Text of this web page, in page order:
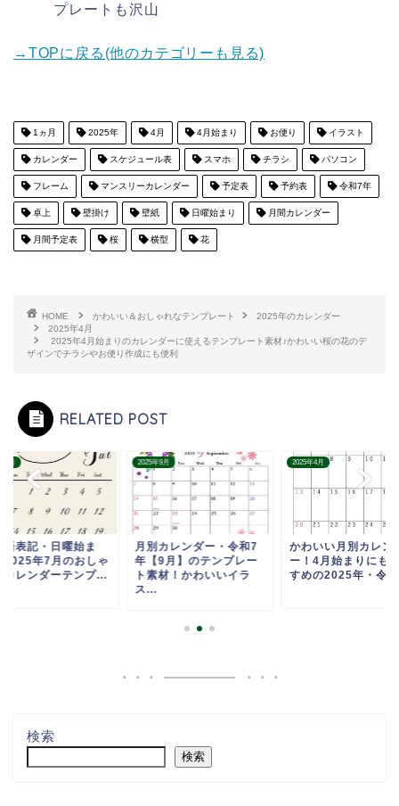
プレートも沢山
→TOPに戻る(他のカテゴリーも見る)
1ヵ月 2025年 4月 4月始まり お便り イラスト
カレンダー スケジュール表 スマホ チラシ パソコン
フレーム マンスリーカレンダー 予定表 予約表 令和7年
卓上 壁掛け 壁紙 日曜始まり 月間カレンダー
月間予定表 桜 横型 花
HOME かわいい＆おしゃれなテンプレート
2025年のカレンダー
2025年4月
2025年4月始まりのカレンダーに使えるテンプレート素材♪かわいい桜の花のデ
ザインでチラシやお便り作成にも便利
RELATED POST
7月
語表記・日曜始ま
2025年7月のおしゃ
カレンダーテンプ...
2025年9月
月別カレンダー・令和7
年【9月】のテンプレー
ト素材！かわいいイラ
ス...
2025年4月
かわいい月別カレン
ー！4月始まりにも
すめの2025年・令
検索
検索